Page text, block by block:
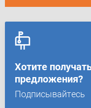
Хотите
предложения?
Подписывайтесь